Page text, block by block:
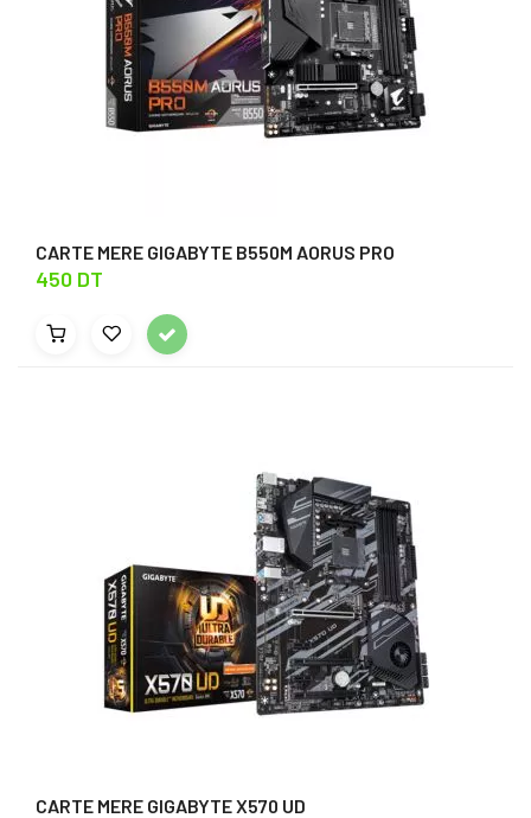
CARTE MERE GIGABYTE B550M AORUS PRO
450 DT
CARTE MERE GIGABYTE X570 UD